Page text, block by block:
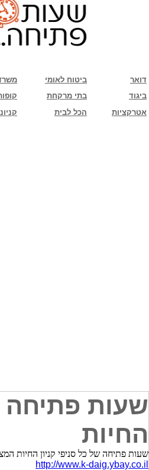
ביטוח לאומי
דואר
בתי מרקחת
ביגוד
הכל לבית אטרקציות
שעות פתיחה
החיות
שעות פתיחה של כל סניפי קניון החיות
http://www.k-daig.ybay.co.il